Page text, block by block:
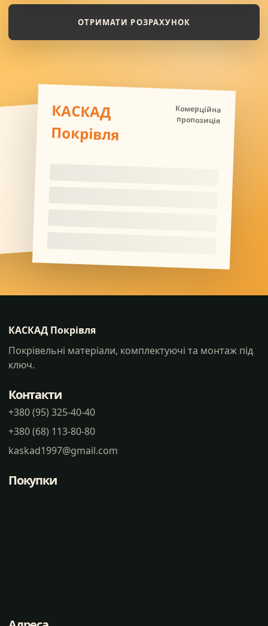
ОТРИМАТИ РОЗРАХУНОК
КАСКАД
Покрівля
Комерційна
пропозиція
КАСКАД Покрівля
Покрівельні матеріали, комплектуючі та монтаж під
ключ.
Контакти
+380 (95) 325-40-40
+380 (68) 113-80-80
kaskad1997@gmail.com
Покупки